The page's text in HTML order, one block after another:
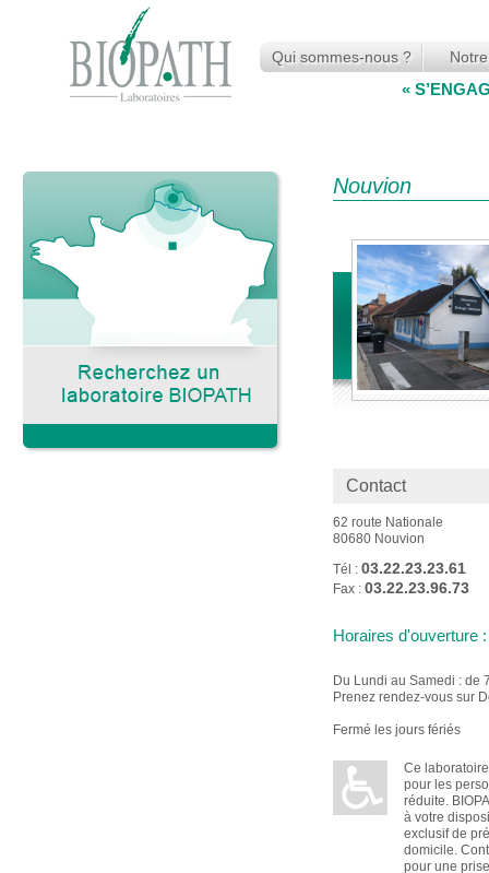
Qui sommes-nous ?
«
Nouvion
Contact
62 route Nationale
80680 Nouvion
Tél : 03.22.23.23.61
Fax : 03.22.23.96.73
Horaires d'ouverture :
Du Lundi au Samedi : de
Prenez rendez-vous sur
Fermé les jours fériés
Ce
pour les
réduite.
à votre
exclusif de
domicile.
pour une